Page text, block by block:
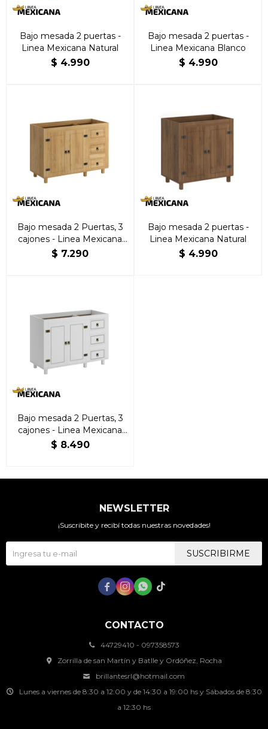
Bajo mesada 2 puertas -
Linea Mexicana Natural
$ 4.990
Bajo mesada 2 puertas -
Linea Mexicana Blanco
$ 4.990
Bajo mesada 2 Puertas, 3
cajones - Linea Mexicana
Natural
$ 7.290
Bajo mesada 2 puertas -
Linea Mexicana Natural
$ 4.990
Bajo mesada 2 Puertas, 3
cajones - Linea Mexicana
Blanco
$ 8.490
CONTACTO
44729410 - 097358573
Zorrilla de san Martín y Batlle y Ordóñez, Rocha
brillantesrl@hotmail.com
Lunes a viernes de 8:30 a 12:00 y de 14:30 a 19:00 hs y Sábados de 8:30
a 12:30 hs
NEWSLETTER
¡Suscribite y recibí todas nuestras novedades!
SUSCRIBIRME
   